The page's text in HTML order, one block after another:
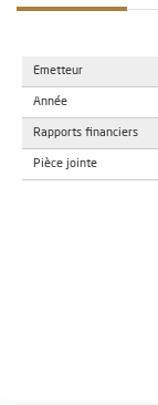
Emetteur
Année
Rapports financiers
Pièce jointe